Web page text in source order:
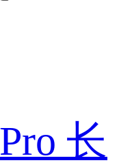
长